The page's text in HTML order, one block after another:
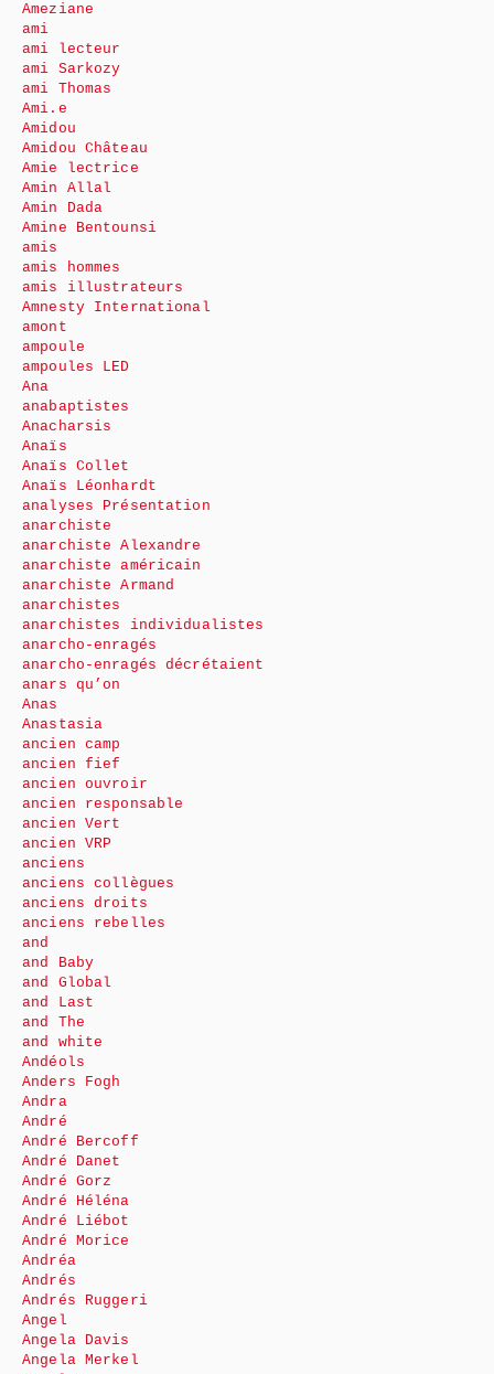
Ameziane
ami
ami lecteur
ami Sarkozy
ami Thomas
Ami.e
Amidou
Amidou Château
Amie lectrice
Amin Allal
Amin Dada
Amine Bentounsi
amis
amis hommes
amis illustrateurs
Amnesty International
amont
ampoule
ampoules LED
Ana
anabaptistes
Anacharsis
Anaïs
Anaïs Collet
Anaïs Léonhardt
analyses Présentation
anarchiste
anarchiste Alexandre
anarchiste américain
anarchiste Armand
anarchistes
anarchistes individualistes
anarcho-enragés
anarcho-enragés décrétaient
anars qu’on
Anas
Anastasia
ancien camp
ancien fief
ancien ouvroir
ancien responsable
ancien Vert
ancien VRP
anciens
anciens collègues
anciens droits
anciens rebelles
and
and Baby
and Global
and Last
and The
and white
Andéols
Anders Fogh
Andra
André
André Bercoff
André Danet
André Gorz
André Héléna
André Liébot
André Morice
Andréa
Andrés
Andrés Ruggeri
Angel
Angela Davis
Angela Merkel